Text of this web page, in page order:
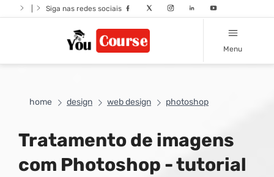
Siga nas redes sociais
Menu
home design web design photoshop
Tratamento de imagens
com Photoshop - tutorial